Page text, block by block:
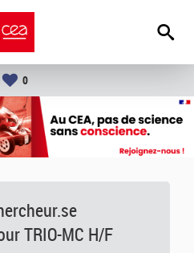
0
TRIO-MC H/F